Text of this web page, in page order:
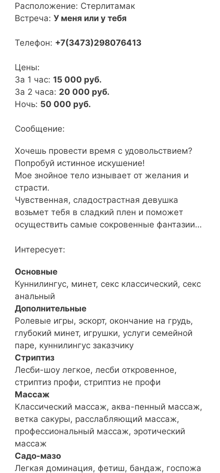
Расположение: Стерлитамак
Встреча: У меня или у тебя
Телефон: +7(3473)298076413
Цены:
За 1 час: 15 000 руб.
За 2 часа: 20 000 руб.
Ночь: 50 000 руб.
Сообщение:
Хочешь провести время с удовольствием?
Попробуй истинное искушение!
Мое знойное тело изнывает от желания и
страсти.
Чувственная, сладострастная девушка
возьмет тебя в сладкий плен и поможет
осуществить самые сокровенные фантазии…
Интересует:
Основные
Куннилингус, минет, секс классический, секс
анальный
Дополнительные
Ролевые игры, эскорт, окончание на грудь,
глубокий минет, игрушки, услуги семейной
паре, куннилингус заказчику
Стриптиз
Лесби-шоу легкое, лесби откровенное,
стриптиз профи, стриптиз не профи
Массаж
Классический массаж, аква-пенный массаж,
ветка сакуры, расслабляющий массаж,
профессиональный массаж, эротический
массаж
Садо-мазо
Легкая доминация, фетиш, бандаж, госпожа